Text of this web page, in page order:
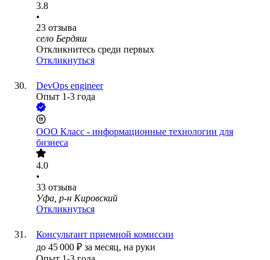
3.8
•
23 отзыва
село Бердяш
Откликнитесь среди первых
Откликнуться
DevOps engineer
Опыт 1-3 года
ООО Класс - информационные технологии для
бизнеса
4.0
•
33 отзыва
Уфа, р-н Кировский
Откликнуться
Консультант приемной комиссии
до 45 000 ₽ за месяц, на руки